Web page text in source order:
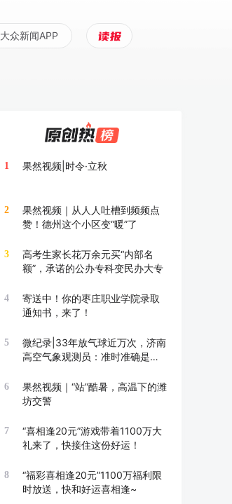
大众新闻APP
1 果然视频|时令·立秋
2
果然视频｜从人人吐槽到频频点
赞！德州这个小区变“暖”了
3
高考生家长花万余元买“内部名
额”，承诺的公办专科变民办大专
4
寄送中！你的枣庄职业学院录取
通知书，来了！
5
微纪录|33年放气球近万次，济南
高空气象观测员：准时准确是底
6
果然视频｜“站”酷暑，高温下的潍
坊交警
7
“喜相逢20元”游戏带着1100万大
礼来了，快接住这份好运！
8
“福彩喜相逢20元”1100万福利限
时放送，快和好运喜相逢~